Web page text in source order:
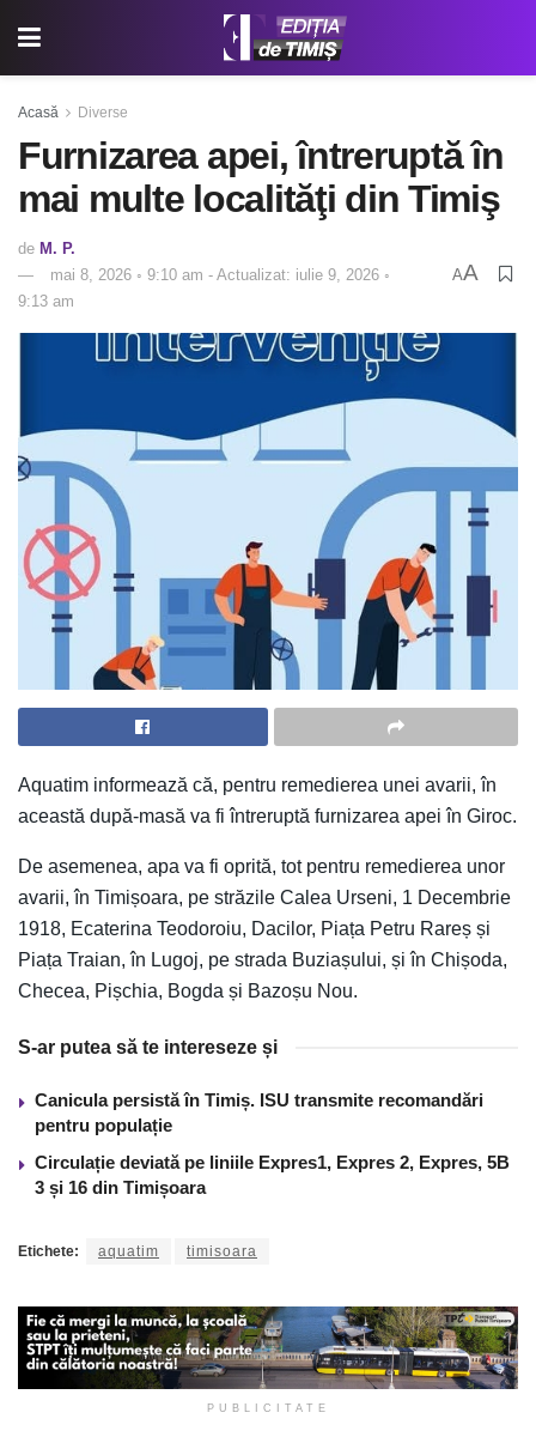
Acasă Diverse
Furnizarea apei, întreruptă în
mai multe localităţi din Timiş
de M. P.
mai 8, 2026 ◦ 9:10 am - Actualizat: iulie 9, 2026 ◦
9:13 am
AA
Aquatim informează că, pentru remedierea unei avarii, în
această după-masă va fi întreruptă furnizarea apei în Giroc.
De asemenea, apa va fi oprită, tot pentru remedierea unor
avarii, în Timișoara, pe străzile Calea Urseni, 1 Decembrie
1918, Ecaterina Teodoroiu, Dacilor, Piața Petru Rareș și
Piața Traian, în Lugoj, pe strada Buziașului, și în Chișoda,
Checea, Pișchia, Bogda și Bazoșu Nou.
S-ar putea să te intereseze și
Canicula persistă în Timiș. ISU transmite recomandări
pentru populație
Circulație deviată pe liniile Expres1, Expres 2, Expres, 5B
3 și 16 din Timișoara
Etichete: aquatim timisoara
PUBLICITATE